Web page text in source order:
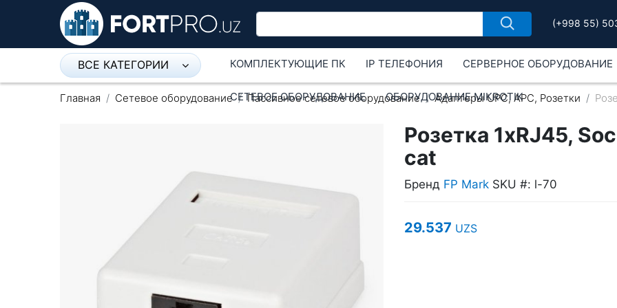
(+998 55)
ВСЕ КАТЕГОРИИ
Микрофон
Модемы ADSL, Wan/Lan
Роутеры, Wi-Fi
КОМПЛЕКТУЮЩИЕ ПК IP ТЕЛЕФОНИЯ СЕРВЕРНОЕ ОБОРУДОВАНИЕ
СЕТЕВОЕ ОБОРУДОВАНИЕ ОБОРУДОВАНИЕ MIKROTIK
Главная Сетевое оборудование Пассивное сетевое оборудование Адаптеры UPC, APC, Розетки
Розетка 1хRJ45,
cat
Бренд FP Mark SKU #: l-70
29.537 UZS